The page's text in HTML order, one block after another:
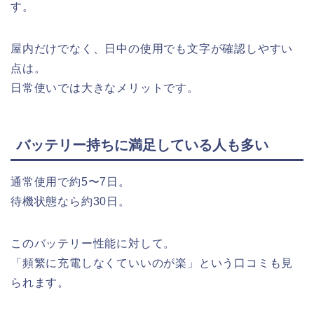
す。
屋内だけでなく、日中の使用でも文字が確認しやすい
点は。
日常使いでは大きなメリットです。
バッテリー持ちに満足している人も多い
通常使用で約5〜7日。
待機状態なら約30日。
このバッテリー性能に対して。
「頻繁に充電しなくていいのが楽」という口コミも見
られます。